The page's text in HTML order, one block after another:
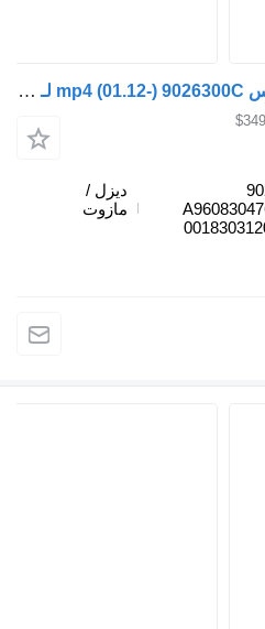
جهاز التدفئة Webasto أكتروس mp4 (01.12-) 9026300C لـ السيارات القاطرة Mercedes-Benz Actros MP4 Antos Arocs (2012-)
مازوت